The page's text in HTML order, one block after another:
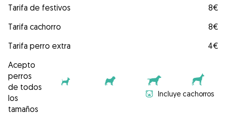
Tarifa de festivos
8€
Tarifa cachorro
8€
Tarifa perro extra
4€
Acepto
perros
de todos
los
tamaños
Incluye cachorros